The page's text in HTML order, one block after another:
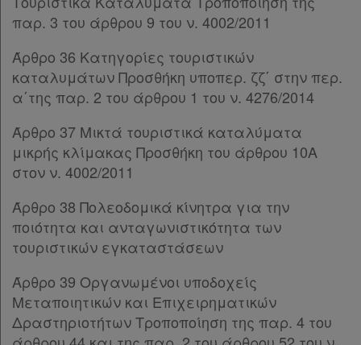
Χρήσιμα
Assistant
Νομολογία
Kodiko
Αναζήτηση
Κ.Α.Δ.
Διακρατικές
Συμφωνίες
Άρθρο 64
Άρθρο 65
Άρθρο 67
ΚΕΦΑΛΑΙΟ ΣΤ΄ [-]
Άρθρο 68
Άρθρο 69
Άρθρο 70
Άρθρο 71
Άρθρο 73
Άρθρο 74
Άρθρο 75
Άρθρο 77
Άρθρο 78
ΚΕΦΑΛΑΙΟ Ζ΄
[-]
παρ. 3 του άρθρου 9 του ν. 4002/2011
Άρθρο 36 Κατηγορίες τουριστικών
καταλυμάτων Προσθήκη υποπερ. ζζ΄ στην περ.
α΄της παρ. 2 του άρθρου 1 του ν. 4276/2014
Άρθρο 37 Μικτά τουριστικά καταλύματα
μικρής κλίμακας Προσθήκη του άρθρου 10Α
στον ν. 4002/2011
Άρθρο 38 Πολεοδομικά κίνητρα για την
ποιότητα και ανταγωνιστικότητα των
τουριστικών εγκαταστάσεων
Άρθρο 39 Οργανωμένοι υποδοχείς
Μεταποιητικών και Επιχειρηματικών
Δραστηριοτήτων Τροποποίηση της παρ. 4 του